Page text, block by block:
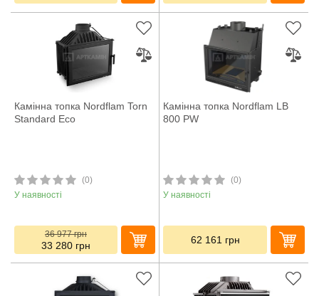
Камінна топка Nordflam Torn
Standard Eco
(0)
У наявності
36 977грн
33 280 грн
Камінна топка Nordflam LB
800 PW
(0)
У наявності
62 161 грн